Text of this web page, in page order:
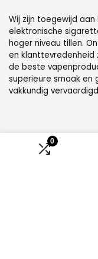
0
Wij zijn toegewijd
elektronische
hoger niveau tillen.
en klanttevredenheid
de beste
superieure smaak
vakkundig
Informatie